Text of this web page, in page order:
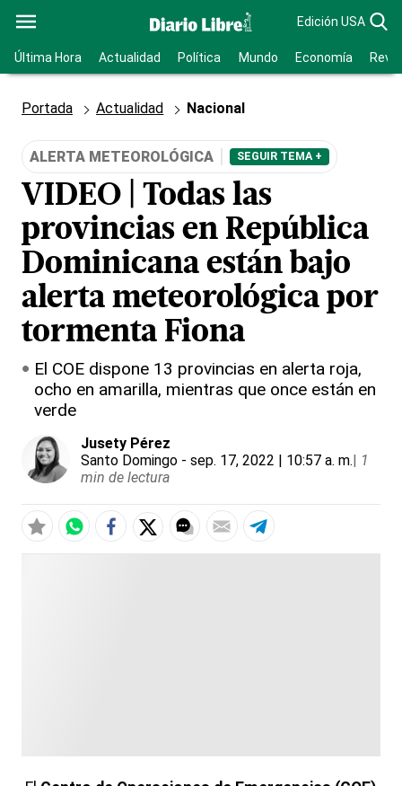
Edición USA
Última Hora Actualidad Política Mundo Economía
Portada Actualidad Nacional
ALERTA METEOROLÓGICA SEGUIR TEMA +
VIDEO | Todas las
provincias en República
Dominicana están bajo
alerta meteorológica por
tormenta Fiona
El COE dispone 13 provincias en alerta roja,
ocho en amarilla, mientras que once están en
verde
Jusety Pérez
Santo Domingo - sep. 17, 2022 | 10:57 a. m.| 1
min de lectura